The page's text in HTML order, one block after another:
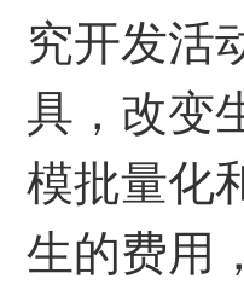
究开发活
具，改变
模批量化
生的费用